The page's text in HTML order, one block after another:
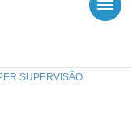
de
SUPERVISÃO